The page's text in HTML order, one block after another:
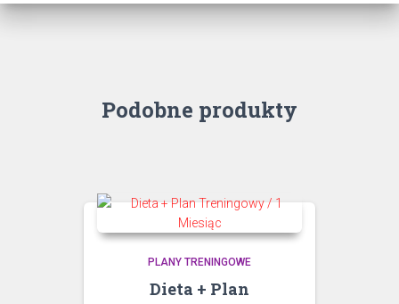
Podobne produkty
PLANY TRENINGOWE
Dieta + Plan